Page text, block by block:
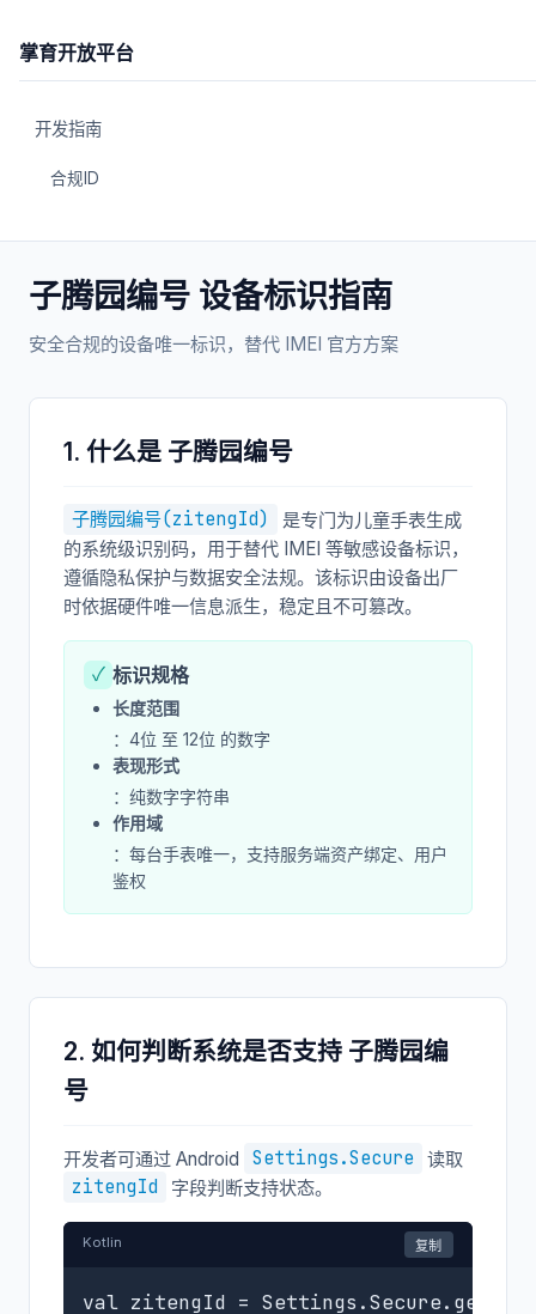
子腾园编号 设备标识指南
安全合规的设备唯一标识，替代 IMEI 官方方案
1. 什么是 子腾园编号
子腾园编号(zitengId)
是专门为儿童手表生成
的系统级识别码，用于替代 IMEI 等敏感设备标识，
遵循隐私保护与数据安全法规。该标识由设备出厂
时依据硬件唯一信息派生，稳定且不可篡改。
✓ 标识规格
长度范围
：4位 至 12位 的数字
表现形式
：纯数字字符串
作用域
：每台手表唯一，支持服务端资产绑定、用户
鉴权
2. 如何判断系统是否支持 子腾园编
号
开发者可通过 Android Settings.Secure 读取
zitengId 字段判断支持状态。
Kotlin 复制
val zitengId =